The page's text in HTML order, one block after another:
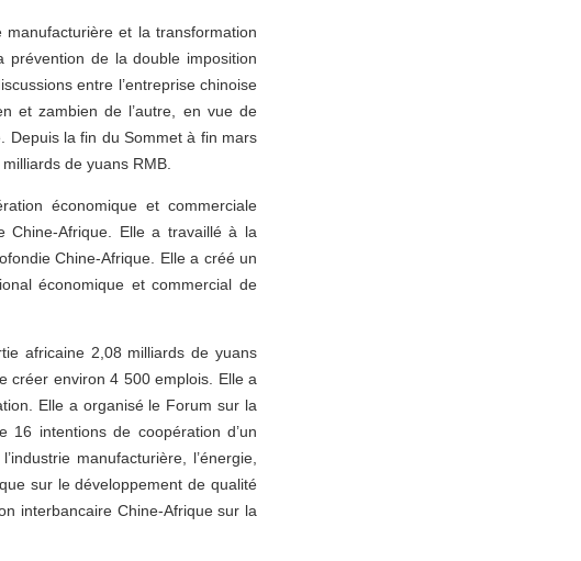
et la transformation
de la double imposition
entre l’entreprise chinoise
et zambien de l’autre, en vue de
Depuis la fin du Sommet à fin mars
de yuans RMB.
économique et commerciale
Chine-Afrique. Elle a travaillé à la
Chine-Afrique. Elle a créé un
économique et commercial de
africaine 2,08 milliards de yuans
créer environ 4 500 emplois. Elle a
Elle a organisé le Forum sur la
16 intentions de coopération d’un
manufacturière, l’énergie,
sur le développement de qualité
interbancaire Chine-Afrique sur la